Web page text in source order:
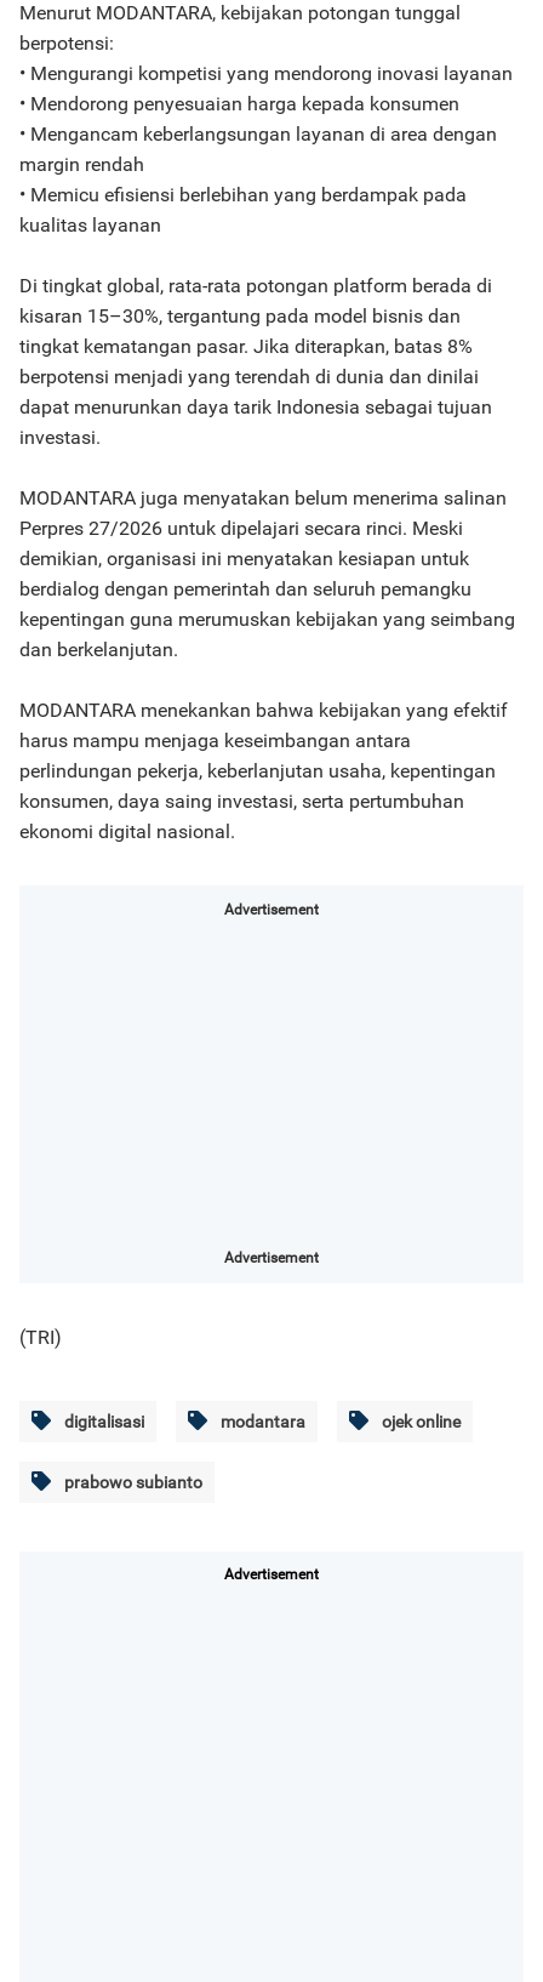
Menurut MODANTARA, kebijakan potongan tunggal
berpotensi:
• Mengurangi kompetisi yang mendorong inovasi layanan
• Mendorong penyesuaian harga kepada konsumen
• Mengancam keberlangsungan layanan di area dengan
margin rendah
• Memicu efisiensi berlebihan yang berdampak pada
kualitas layanan
Di tingkat global, rata-rata potongan platform berada di
kisaran 15–30%, tergantung pada model bisnis dan
tingkat kematangan pasar. Jika diterapkan, batas 8%
berpotensi menjadi yang terendah di dunia dan dinilai
dapat menurunkan daya tarik Indonesia sebagai tujuan
investasi.
MODANTARA juga menyatakan belum menerima salinan
Perpres 27/2026 untuk dipelajari secara rinci. Meski
demikian, organisasi ini menyatakan kesiapan untuk
berdialog dengan pemerintah dan seluruh pemangku
kepentingan guna merumuskan kebijakan yang seimbang
dan berkelanjutan.
MODANTARA menekankan bahwa kebijakan yang efektif
harus mampu menjaga keseimbangan antara
perlindungan pekerja, keberlanjutan usaha, kepentingan
konsumen, daya saing investasi, serta pertumbuhan
ekonomi digital nasional.
Advertisement
Advertisement
(TRI)
digitalisasi modantara ojek online
prabowo subianto
Advertisement